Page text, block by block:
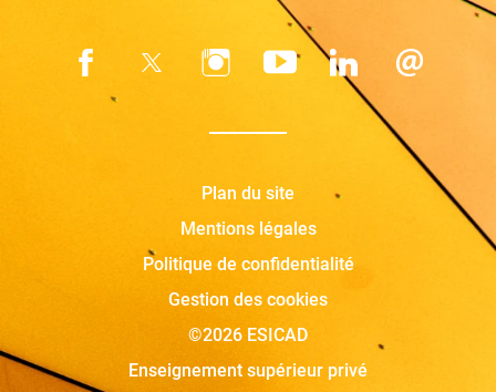
Plan du site
Mentions légales
Politique de confidentialité
Gestion des cookies
©2026 ESICAD
Enseignement supérieur privé